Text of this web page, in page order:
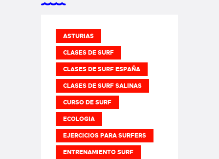
ASTURIAS
CLASES DE SURF
CLASES DE SURF ESPAÑA
CLASES DE SURF SALINAS
CURSO DE SURF
ECOLOGIA
EJERCICIOS PARA SURFERS
ENTRENAMIENTO SURF